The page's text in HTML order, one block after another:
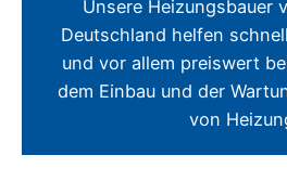
Unsere Heizungsbauer
Deutschland helfen
und vor allem preiswert
dem Einbau und der
von